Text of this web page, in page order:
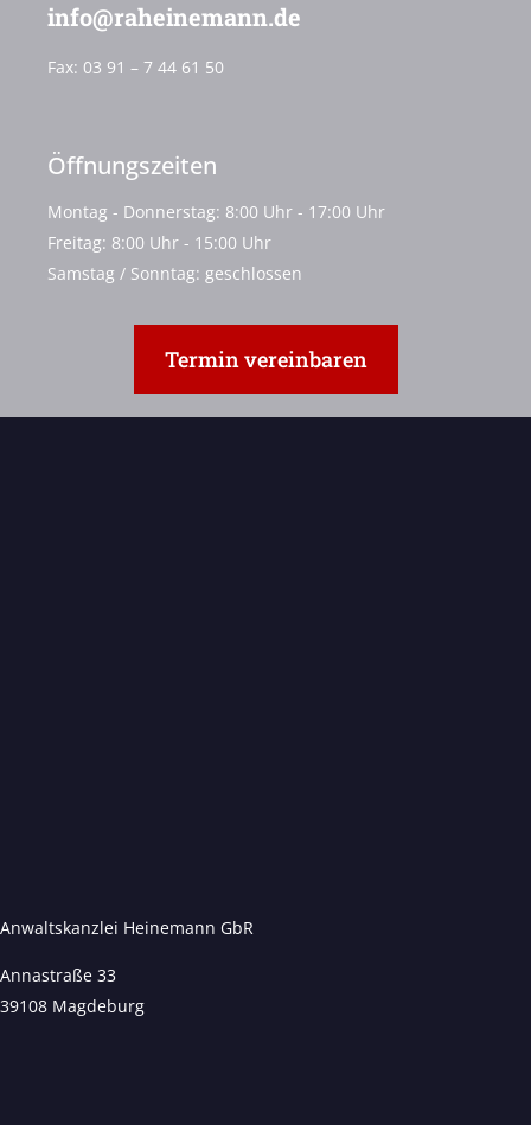
info@raheinemann.de
Fax: 03 91 – 7 44 61 50
Öffnungszeiten
Montag - Donnerstag: 8:00 Uhr - 17:00 Uhr
Freitag: 8:00 Uhr - 15:00 Uhr
Samstag / Sonntag: geschlossen
Termin vereinbaren
Anwaltskanzlei Heinemann GbR
Annastraße 33
39108 Magdeburg